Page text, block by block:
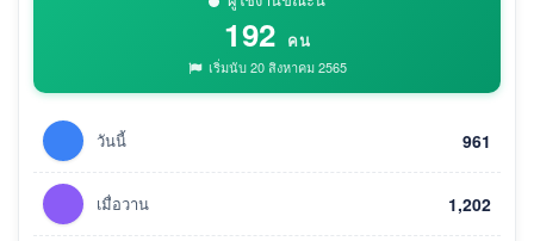
192 คน
เริ่มนับ 20 สิงหาคม 2565
วันนี้ 961
เมื่อวาน 1,202